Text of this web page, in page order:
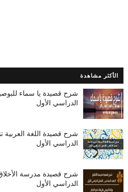
الأكثر مشاهدة
شرح قصيدة يا سماء
الدراسي الأول
شرح قصيدة اللغة العربية
الدراسي الأول
شرح قصيدة مدرسة
الدراسي الأول